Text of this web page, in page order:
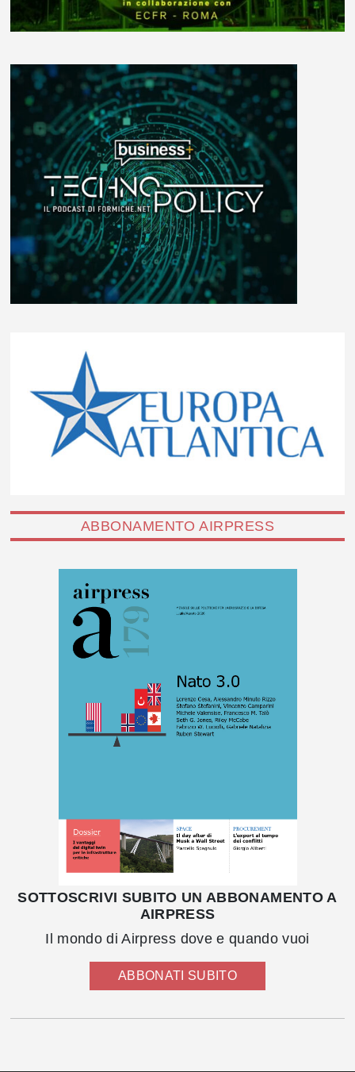
ABBONAMENTO AIRPRESS
SOTTOSCRIVI SUBITO UN ABBONAMENTO A
AIRPRESS
Il mondo di Airpress dove e quando vuoi
ABBONATI SUBITO